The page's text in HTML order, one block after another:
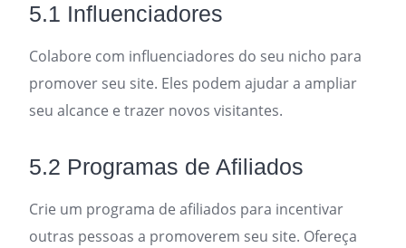
5.1 Influenciadores
Colabore com influenciadores do seu nicho para
promover seu site. Eles podem ajudar a ampliar
seu alcance e trazer novos visitantes.
5.2 Programas de Afiliados
Crie um programa de afiliados para incentivar
outras pessoas a promoverem seu site. Ofereça